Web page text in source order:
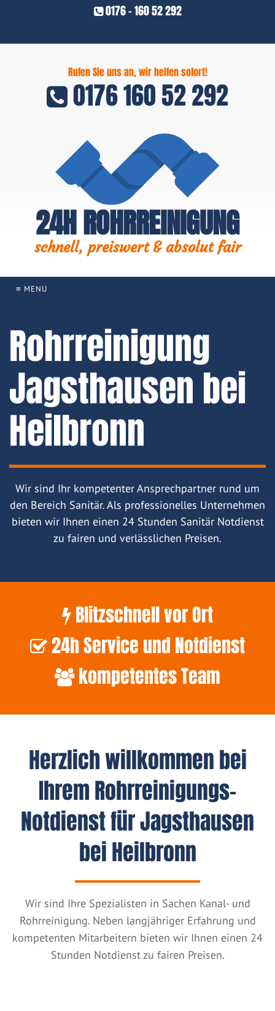
0176 - 160 52 292
Rufen Sie uns an, wir helfen sofort!
0176 160 52 292
24H ROHRREINIGUNG
schnell, preiswert & absolut fair
≡ MENU
Rohrreinigung
Jagsthausen bei
Heilbronn
Wir sind Ihr kompetenter Ansprechpartner rund um
den Bereich Sanitär. Als professionelles Unternehmen
bieten wir Ihnen einen 24 Stunden Sanitär Notdienst
zu fairen und verlässlichen Preisen.
Blitzschnell vor Ort
24h Service und Notdienst
kompetentes Team
Herzlich willkommen bei
Ihrem Rohrreinigungs-
Notdienst für Jagsthausen
bei Heilbronn
Wir sind Ihre Spezialisten in Sachen Kanal- und
Rohrreinigung. Neben langjähriger Erfahrung und
kompetenten Mitarbeitern bieten wir Ihnen einen 24
Stunden Notdienst zu fairen Preisen.